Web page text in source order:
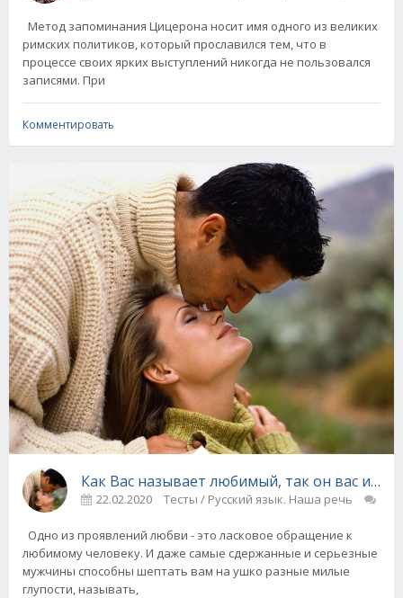
Метод запоминания Цицерона носит имя одного из великих
римских политиков, который прославился тем, что в
процессе своих ярких выступлений никогда не пользовался
записями. При
Комментировать
Как Вас называет любимый, так он вас и
22.02.2020 Тесты / Русский язык. Наша речь
Одно из проявлений любви - это ласковое обращение к
любимому человеку. И даже самые сдержанные и серьезные
мужчины способны шептать вам на ушко разные милые
глупости, называть,